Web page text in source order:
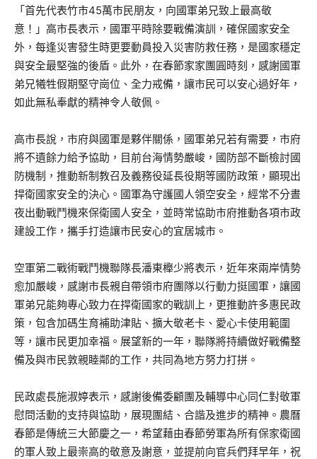
「首先代表竹市45萬市民朋友，向國軍弟兄致上最高敬
意！」高市長表示，國軍平時除要戰備演訓，確保國家安全
外，每逢災害發生時更要動員投入災害防救任務，是國家穩定
與安全最堅強的後盾。此外，在春節家家團圓時刻，感謝國軍
弟兄犧牲假期堅守崗位、全力戒備，讓市民可以安心過好年，
如此無私奉獻的精神令人敬佩。
高市長說，市府與國軍是夥伴關係，國軍弟兄若有需要，市府
將不遺餘力給予協助，目前台海情勢嚴峻，國防部不斷檢討國
防機制，推動新制教召及義務役延長役期等國防政策，顯現出
捍衛國家安全的決心。國軍為守護國人領空安全，經常不分晝
夜出動戰鬥機來保衛國人安全，並時常協助市府推動各項市政
建設工作，攜手打造讓市民安心的宜居城市。
空軍第二戰術戰鬥機聯隊長潘東櫸少將表示，近年來兩岸情勢
愈加嚴峻，感謝市長親自帶領市府團隊以行動力挺國軍，讓國
軍弟兄能夠專心致力在捍衛國家的戰訓上，更推動許多惠民政
策，包含加碼生育補助津貼、擴大敬老卡、愛心卡使用範圍
等，讓市民更加幸福。展望新的一年，聯隊將持續做好戰備整
備及與市民敦親睦鄰的工作，共同為地方努力打拼。
民政處長施淑婷表示，感謝後備委顧團及輔導中心同仁對敬軍
慰問活動的支持與協助，展現團結、合諧及進步的精神。農曆
春節是傳統三大節慶之一，希望藉由春節勞軍為所有保家衛國
的軍人致上最崇高的敬意及謝意，並提前向官兵們拜早年，祝